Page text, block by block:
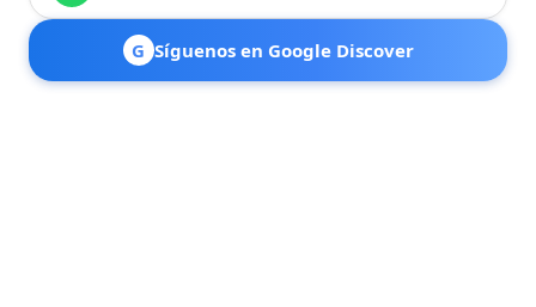
G Síguenos en Google Discover